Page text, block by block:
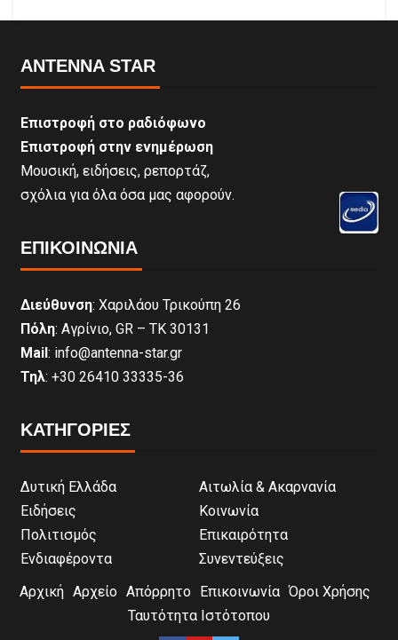
ANTENNA STAR
Επιστροφή στο ραδιόφωνο
Επιστροφή στην ενημέρωση
Μουσική, ειδήσεις, ρεπορτάζ,
σχόλια για όλα όσα μας αφορούν.
ΕΠΙΚΟΙΝΩΝΊΑ
Διεύθυνση: Χαριλάου Τρικούπη 26
Πόλη: Αγρίνιο, GR – ΤΚ 30131
Mail: info@antenna-star.gr
Τηλ: +30 26410 33335-36
ΚΑΤΗΓΟΡΙΕΣ
Δυτική Ελλάδα
Αιτωλία & Ακαρνανία
Ειδήσεις
Κοινωνία
Πολιτισμός
Επικαιρότητα
Ενδιαφέροντα
Συνεντεύξεις
Αρχική Αρχείο Απόρρητο Επικοινωνία Όροι Χρήσης
Ταυτότητα Ιστότοπου